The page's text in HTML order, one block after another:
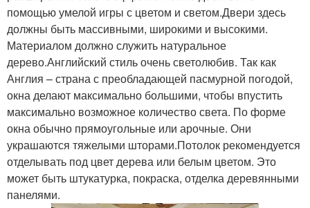
помощью умелой игры с цветом и светом.Двери здесь
должны быть массивными, широкими и высокими.
Материалом должно служить натуральное
дерево.Английский стиль очень светолюбив. Так как
Англия – страна с преобладающей пасмурной погодой,
окна делают максимально большими, чтобы впустить
максимально возможное количество света. По форме
окна обычно прямоугольные или арочные. Они
украшаются тяжелыми шторами.Потолок рекомендуется
отделывать под цвет дерева или белым цветом. Это
может быть штукатурка, покраска, отделка деревянными
панелями.